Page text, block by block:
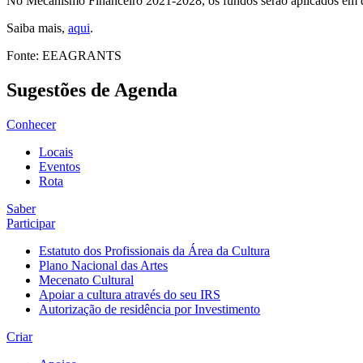
Saiba mais, aqui.
Fonte: EEAGRANTS
Sugestões de Agenda
Conhecer
Locais
Eventos
Rota
Saber
Participar
Estatuto dos Profissionais da Área da Cultura
Plano Nacional das Artes
Mecenato Cultural
Apoiar a cultura através do seu IRS
Autorização de residência por Investimento
Criar